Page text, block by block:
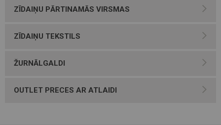
ZĪDAIŅU PĀRTINAMĀS VIRSMAS
ZĪDAIŅU TEKSTILS
ŽURNĀLGALDI
OUTLET PRECES AR ATLAIDI